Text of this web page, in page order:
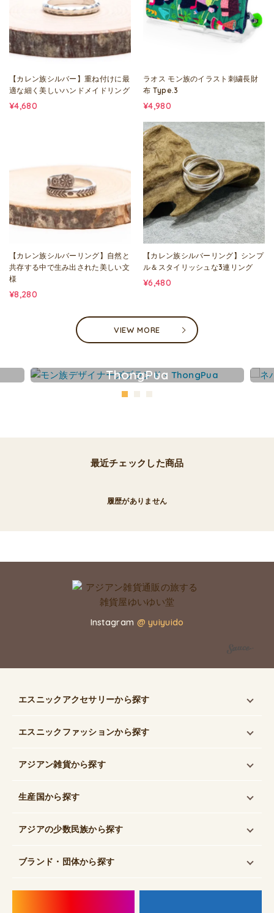
【カレン族シルバー】重ね付けに最
適な細く美しいハンドメイドリング
¥4,680
ラオス モン族のイラスト刺繍長財
布 Type.3
¥4,980
【カレン族シルバーリング】自然と
共存する中で生み出された美しい文
様
¥8,280
【カレン族シルバーリング】シンプ
ル＆スタイリッシュな3連リング
¥6,480
VIEW MORE
ThongPua
最近チェックした商品
履歴がありません
Instagram @ yuiyuido
エスニックアクセサリーから探す
エスニックファッションから探す
アジアン雑貨から探す
生産国から探す
アジアの少数民族から探す
ブランド・団体から探す